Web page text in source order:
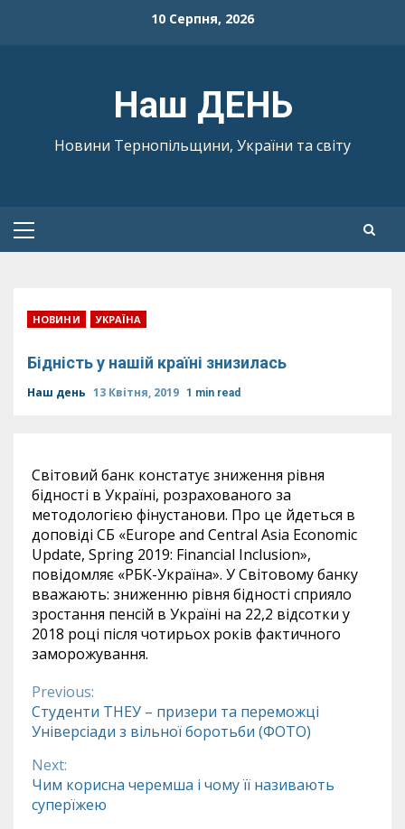
10 Серпня, 2026
Наш ДЕНЬ
Новини Тернопільщини, України та світу
Primary
НОВИНИ УКРАЇНА
Бідність у нашій країні знизилась
Наш день 13 Квітня, 2019 1 min read
Світовий банк констатує зниження рівня
бідності в Україні, розрахованого за
методологією фінустанови. Про це йдеться в
доповіді СБ «Europe and Central Asia Economic
Update, Spring 2019: Financial Inclusion»,
повідомляє «РБК-Україна». У Світовому банку
вважають: зниженню рівня бідності сприяло
зростання пенсій в Україні на 22,2 відсотки у
2018 році після чотирьох років фактичного
заморожування.
Continue
Reading
Previous:
Студенти ТНЕУ – призери та переможці
Універсіади з вільної боротьби (ФОТО)
Next:
Чим корисна черемша і чому її називають
суперїжею